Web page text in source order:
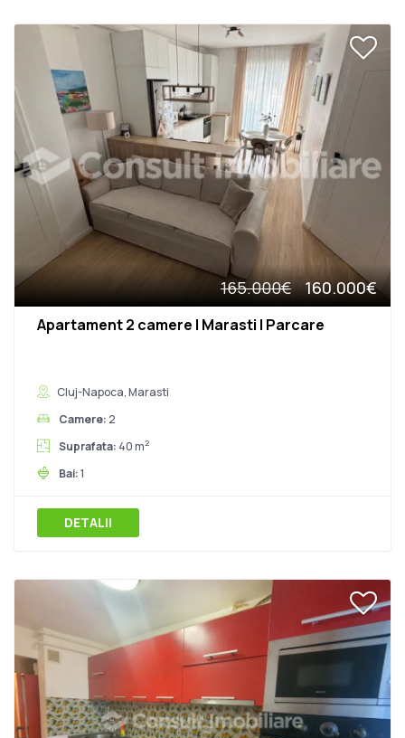
160.000€
165.000€
Apartament 2 camere | Marasti | Parcare
Cluj-Napoca, Marasti
Camere: 2
Suprafata: 40 m2
Bai:1
DETALII